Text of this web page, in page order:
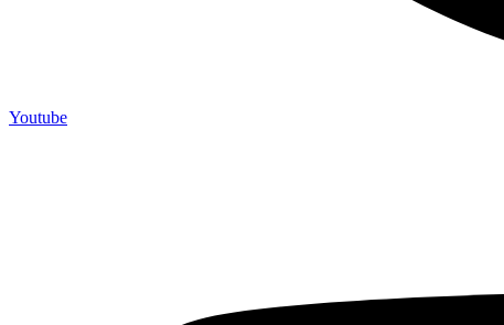
Youtube